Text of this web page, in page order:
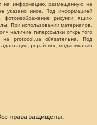
на информацию, размещенную на
указано иное. Под информацией
фотоизображения, рисунки, ящик-
При использовании материалов,
наличие гиперссылки открытого
на protocol.ua обязательна. Под
рерайтинг, модификация
права защищены.